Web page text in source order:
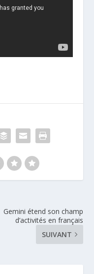
Gemini étend son champ
d’activités en français
SUIVANT